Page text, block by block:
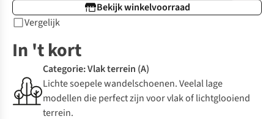
Bekijk winkelvoorraad
Vergelijk
In 't kort
Categorie: Vlak terrein (A)
Lichte soepele wandelschoenen. Veelal lage
modellen die perfect zijn voor vlak of lichtglooiend
terrein.